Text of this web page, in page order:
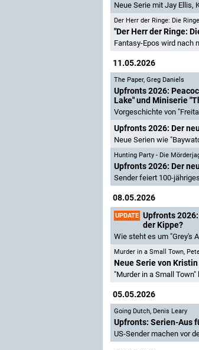
Neue Serie mit Jay Ellis,
Der Herr der Ringe: Die
"Der Herr der Ringe:
Fantasy-Epos wird nach
11.05.2026
The Paper, Greg Daniels
Upfronts 2026:
Lake" und Miniserie
Vorgeschichte von
Upfronts 2026: Der
Neue Serien wie
Hunting Party - Die
Upfronts 2026: Der
Sender feiert 100-
08.05.2026
UPDATE Upfronts
der Kippe?
Wie steht es um "Grey's
Murder in a Small Town,
Neue Serie von
"Murder in a Small
05.05.2026
Going Dutch, Denis Leary
Upfronts: Serien-Aus
US-Sender machen vor